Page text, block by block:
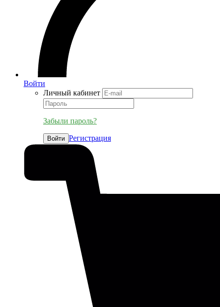
Войти
Личный кабинет
Забыли пароль?
Войти Регистрация